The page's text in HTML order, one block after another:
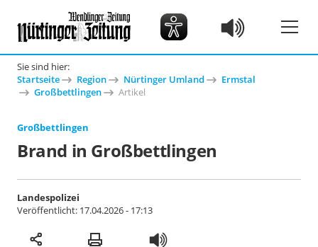
Sie sind hier:
Startseite
Region Nürtinger Umland
Ermstal
Großbettlingen
Artikel
Großbettlingen
Brand in Großbettlingen
Landespolizei
Veröffentlicht: 17.04.2026 - 17:13